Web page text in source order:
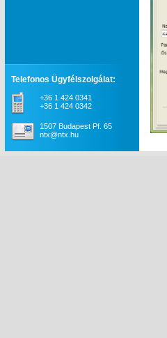
Telefonos Ügyfélszolgálat:
+36 1 424 0341
+36 1 424 0342
1507 Budapest Pf. 65
ntx@ntx.hu